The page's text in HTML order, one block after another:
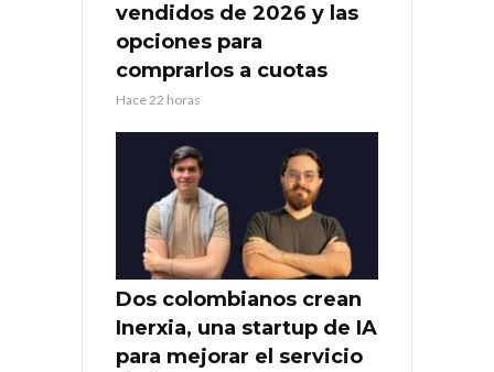
vendidos de 2026 y las
opciones para
comprarlos a cuotas
Hace 22 horas
Dos colombianos crean
Inerxia, una startup de IA
para mejorar el servicio